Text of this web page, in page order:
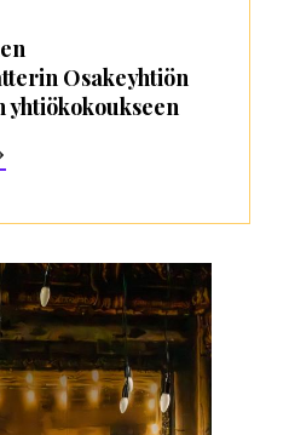
Osakeyhtiön
yhtiökokoukseen